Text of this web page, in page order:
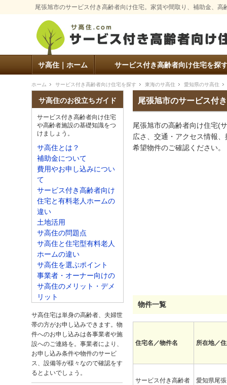
尾張旭市のサービス付き高齢者向け住宅。家賃や間取り、補助金、
サ高住｜ホーム サービス付き高齢者向け住宅を探
ホーム サービス付き高齢者向け住宅を探す 東海のサ高住 愛知県のサ高住
尾張旭市のサービス付
尾張旭市の高齢者向け住宅(
広さ、交通・アクセス情報
希望物件のご確認ください。
物件一覧
住宅名／物件名 所在地／
サービス付き高齢者
愛知県尾
サ高住のお役立ちガイド
サービス付き高齢者向け住宅
や高齢者施設の基礎知識をつ
けましょう。
サ高住とは？
補助金について
費用やお申し込みについ
て
サービス付き高齢者向け
住宅と有料老人ホームの
違い
土地活用
サ高住の問題点
サ高住と住宅型有料老人
ホームの違い
サ高住を選ぶポイント
事業者・オーナー向けの
サ高住のメリット・デメ
リット
サ高住宅は単身の高齢者、夫婦世
帯の方がお申し込みできます。物
件へのお申し込みは各事業者や施
設へのご連絡を。事業者により、
お申し込み条件や物件のサービ
ス、設備等が様々なので確認をす
るとよいでしょう。